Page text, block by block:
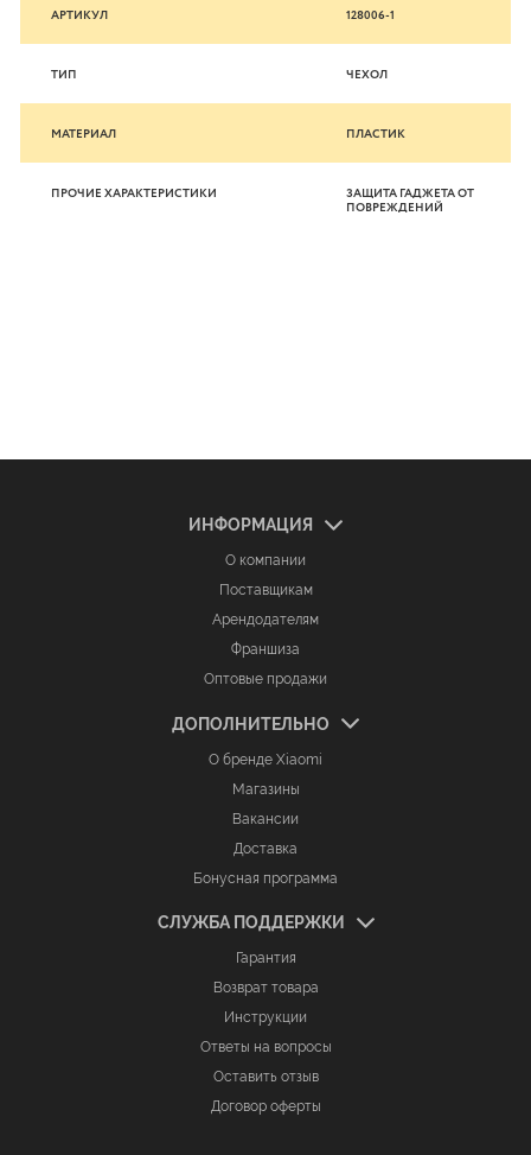
АРТИКУЛ 128006-1
ТИП ЧЕХОЛ
МАТЕРИАЛ ПЛАСТИК
ПРОЧИЕ ХАРАКТЕРИСТИКИ
ЗАЩИТА ГАДЖЕТА ОТ
ПОВРЕЖДЕНИЙ
ИНФОРМАЦИЯ
О компании
Поставщикам
Арендодателям
Франшиза
Оптовые продажи
ДОПОЛНИТЕЛЬНО
О бренде Xiaomi
Магазины
Вакансии
Доставка
Бонусная программа
СЛУЖБА ПОДДЕРЖКИ
Гарантия
Возврат товара
Инструкции
Ответы на вопросы
Оставить отзыв
Договор оферты